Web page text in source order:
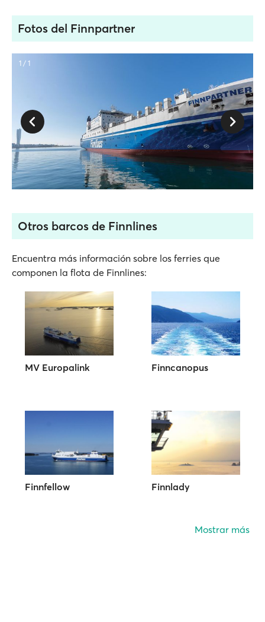
Fotos del Finnpartner
1 / 1
Otros barcos de Finnlines
Encuentra más información sobre los ferries que
componen la flota de Finnlines:
MV Europalink Finncanopus
Finnfellow Finnlady
Mostrar más